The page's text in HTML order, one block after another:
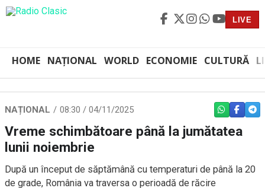
LIVE
HOME NAȚIONAL WORLD ECONOMIE CULTURĂ
NAȚIONAL 08:30 / 04/11/2025 WHATSAPP
Vreme schimbătoare până la jumătatea
lunii noiembrie
După un început de săptămână cu temperaturi de până la 20
de grade, România va traversa o perioadă de răcire